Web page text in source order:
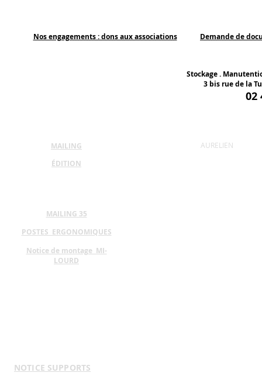
Nos engagements : dons aux associations Demande de
Stockage .
3 bis rue de la
02
MAILING
ÉDITION
MAILING 35
POSTES ERGONOMIQUES
Notice de montage MI-
LOURD
NOTICE SUPPORTS
AURELIEN